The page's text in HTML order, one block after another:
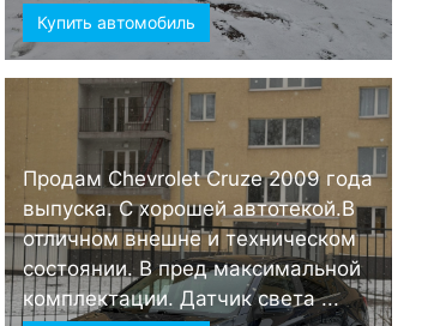
Купить автомобиль
Продам Chevrolet Cruze 2009 года
выпуска. С хорошей автотекой.В
отличном внешне и техническом
состоянии. В пред максимальной
комплектации. Датчик света ...